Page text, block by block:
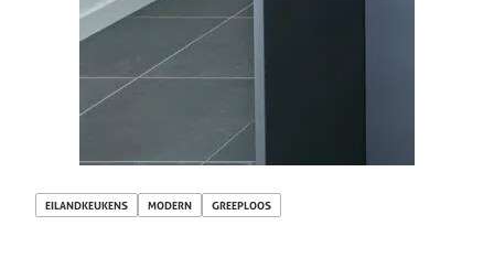
EILANDKEUKENS MODERN GREEPLOOS